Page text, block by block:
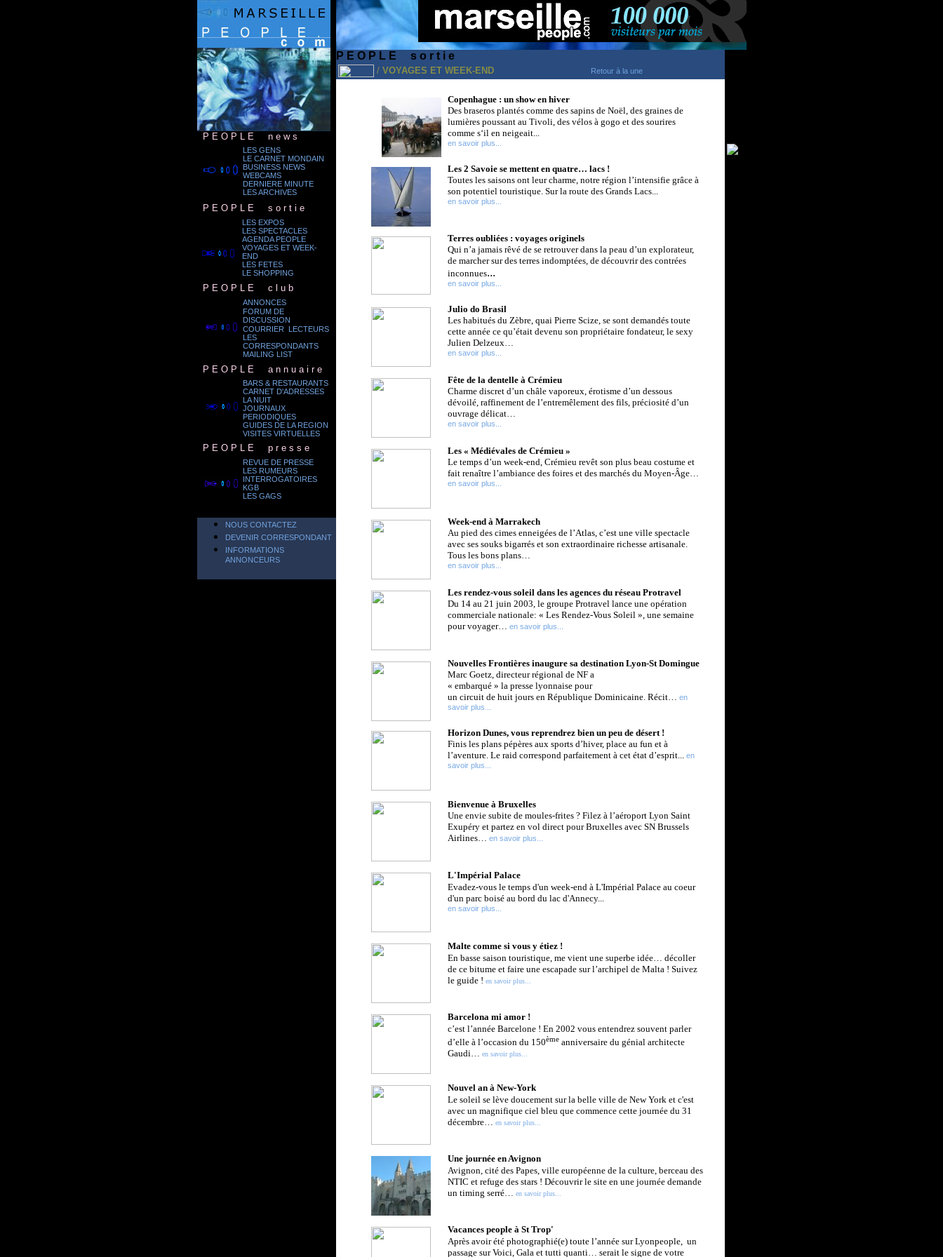
P E O P L E n e w s
LES GENS
LE CARNET MONDAIN
BUSINESS NEWS
WEBCAMS
DERNIERE MINUTE
LES ARCHIVES
P E O P L E s o r t i e
LES EXPOS
LES SPECTACLES
AGENDA PEOPLE
VOYAGES ET WEEK-
END
LES FETES
LE SHOPPING
P E O P L E c l u b
ANNONCES
FORUM DE
DISCUSSION
COURRIER LECTEURS
LES
CORRESPONDANTS
MAILING LIST
P E O P L E a n n u a i r e
BARS & RESTAURANTS
CARNET D'ADRESSES
LA NUIT
JOURNAUX
PERIODIQUES
GUIDES DE LA REGION
VISITES VIRTUELLES
P E O P L E p r e s s e
REVUE DE PRESSE
LES RUMEURS
INTERROGATOIRES
KGB
LES GAGS
NOUS CONTACTEZ
DEVENIR CORRESPONDANT
INFORMATIONS
ANNONCEURS
P E O P L E s o r t i e
/ VOYAGES ET WEEK-END Retour à la une
Copenhague : un show en hiver
Des braseros plantés comme des sapins de Noël, des graines de
lumières poussant au Tivoli, des vélos à gogo et des sourires
comme s‘il en neigeait...
en savoir plus...
Les 2 Savoie se mettent en quatre… lacs !
Toutes les saisons ont leur charme, notre région l’intensifie grâce à
son potentiel touristique. Sur la route des Grands Lacs...
en savoir plus...
Terres oubliées : voyages originels
Qui n’a jamais rêvé de se retrouver dans la peau d’un explorateur,
de marcher sur des terres indomptées, de découvrir des contrées
inconnues...
en savoir plus...
Julio do Brasil
Les habitués du Zèbre, quai Pierre Scize, se sont demandés toute
cette année ce qu’était devenu son propriétaire fondateur, le sexy
Julien Delzeux…
en savoir plus...
Fête de la dentelle à Crémieu
Charme discret d’un châle vaporeux, érotisme d’un dessous
dévoilé, raffinement de l’entremêlement des fils, préciosité d’un
ouvrage délicat…
en savoir plus...
Les « Médiévales de Crémieu »
Le temps d’un week-end, Crémieu revêt son plus beau costume et
fait renaître l’ambiance des foires et des marchés du Moyen-Âge…
en savoir plus...
Week-end à Marrakech
Au pied des cimes enneigées de l’Atlas, c’est une ville spectacle
avec ses souks bigarrés et son extraordinaire richesse artisanale.
Tous les bons plans…
en savoir plus...
Les rendez-vous soleil dans les agences du réseau Protravel
Du 14 au 21 juin 2003, le groupe Protravel lance une opération
commerciale nationale: « Les Rendez-Vous Soleil », une semaine
pour voyager… en savoir plus...
Nouvelles Frontières inaugure sa destination Lyon-St Domingue
Marc Goetz, directeur régional de NF a
« embarqué » la presse lyonnaise pour
un circuit de huit jours en République Dominicaine. Récit… en
savoir plus...
Horizon Dunes, vous reprendrez bien un peu de désert !
Finis les plans pépères aux sports d’hiver, place au fun et à
l’aventure. Le raid correspond parfaitement à cet état d’esprit... en
savoir plus...
Bienvenue à Bruxelles
Une envie subite de moules-frites ? Filez à l’aéroport Lyon Saint
Exupéry et partez en vol direct pour Bruxelles avec SN Brussels
Airlines… en savoir plus...
L'Impérial Palace
Evadez-vous le temps d'un week-end à L'Impérial Palace au coeur
d'un parc boisé au bord du lac d'Annecy...
en savoir plus...
Malte comme si vous y étiez !
En basse saison touristique, me vient une superbe idée… décoller
de ce bitume et faire une escapade sur l’archipel de Malta ! Suivez
le guide ! en savoir plus...
Barcelona mi amor !
c’est l’année Barcelone ! En 2002 vous entendrez souvent parler
d’elle à l’occasion du 150èmeanniversaire du génial architecte
Gaudi… en savoir plus...
Nouvel an à New-York
Le soleil se lève doucement sur la belle ville de New York et c'est
avec un magnifique ciel bleu que commence cette journée du 31
décembre… en savoir plus...
Une journée en Avignon
Avignon, cité des Papes, ville européenne de la culture, berceau des
NTIC et refuge des stars ! Découvrir le site en une journée demande
un timing serré… en savoir plus...
Vacances people à St Trop'
Après avoir été photographié(e) toute l’année sur Lyonpeople, un
passage sur Voici, Gala et tutti quanti… serait le signe de votre